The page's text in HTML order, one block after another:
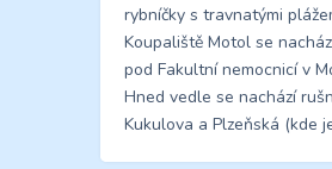
rybníčky s travnatými
Koupaliště Motol se
pod Fakultní nemocnicí v
Hned vedle se nachází
Kukulova a Plzeňská (kde